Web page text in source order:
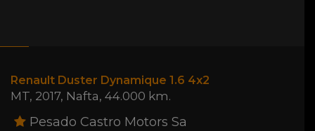
Renault Duster Dynamique 1.6 4x2
MT, 2017, Nafta, 44.000 km.
Pesado Castro Motors Sa